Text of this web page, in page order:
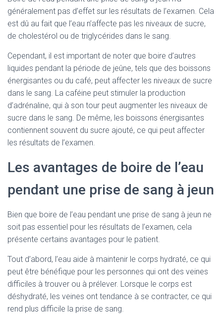
généralement pas d’effet sur les résultats de l’examen. Cela
est dû au fait que l’eau n’affecte pas les niveaux de sucre,
de cholestérol ou de triglycérides dans le sang.
Cependant, il est important de noter que boire d’autres
liquides pendant la période de jeûne, tels que des boissons
énergisantes ou du café, peut affecter les niveaux de sucre
dans le sang. La caféine peut stimuler la production
d’adrénaline, qui à son tour peut augmenter les niveaux de
sucre dans le sang. De même, les boissons énergisantes
contiennent souvent du sucre ajouté, ce qui peut affecter
les résultats de l’examen.
Les avantages de boire de l’eau
pendant une prise de sang à jeun
Bien que boire de l’eau pendant une prise de sang à jeun ne
soit pas essentiel pour les résultats de l’examen, cela
présente certains avantages pour le patient.
Tout d’abord, l’eau aide à maintenir le corps hydraté, ce qui
peut être bénéfique pour les personnes qui ont des veines
difficiles à trouver ou à prélever. Lorsque le corps est
déshydraté, les veines ont tendance à se contracter, ce qui
rend plus difficile la prise de sang.